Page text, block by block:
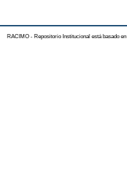
RACIMO - Repositorio Institucional está basado en